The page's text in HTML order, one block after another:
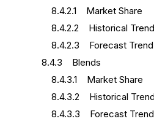
8.4.2.1 Market Share
8.4.2.2 Historical Trend
8.4.2.3 Forecast Trend
8.4.3 Blends
8.4.3.1 Market Share
8.4.3.2 Historical Trend
8.4.3.3 Forecast Trend